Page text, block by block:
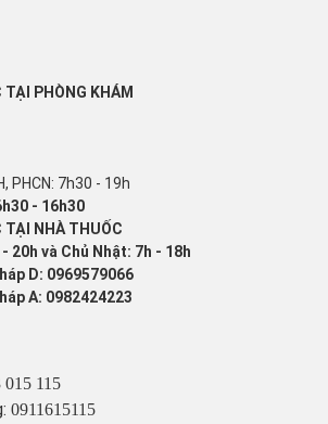
PHÒNG KHÁM
PHCN: 7h30 - 19h
- 16h30
TẠI NHÀ THUỐC
20h và Chủ Nhật: 7h - 18h
D: 0969579066
A: 0982424223
015 115
0911615115